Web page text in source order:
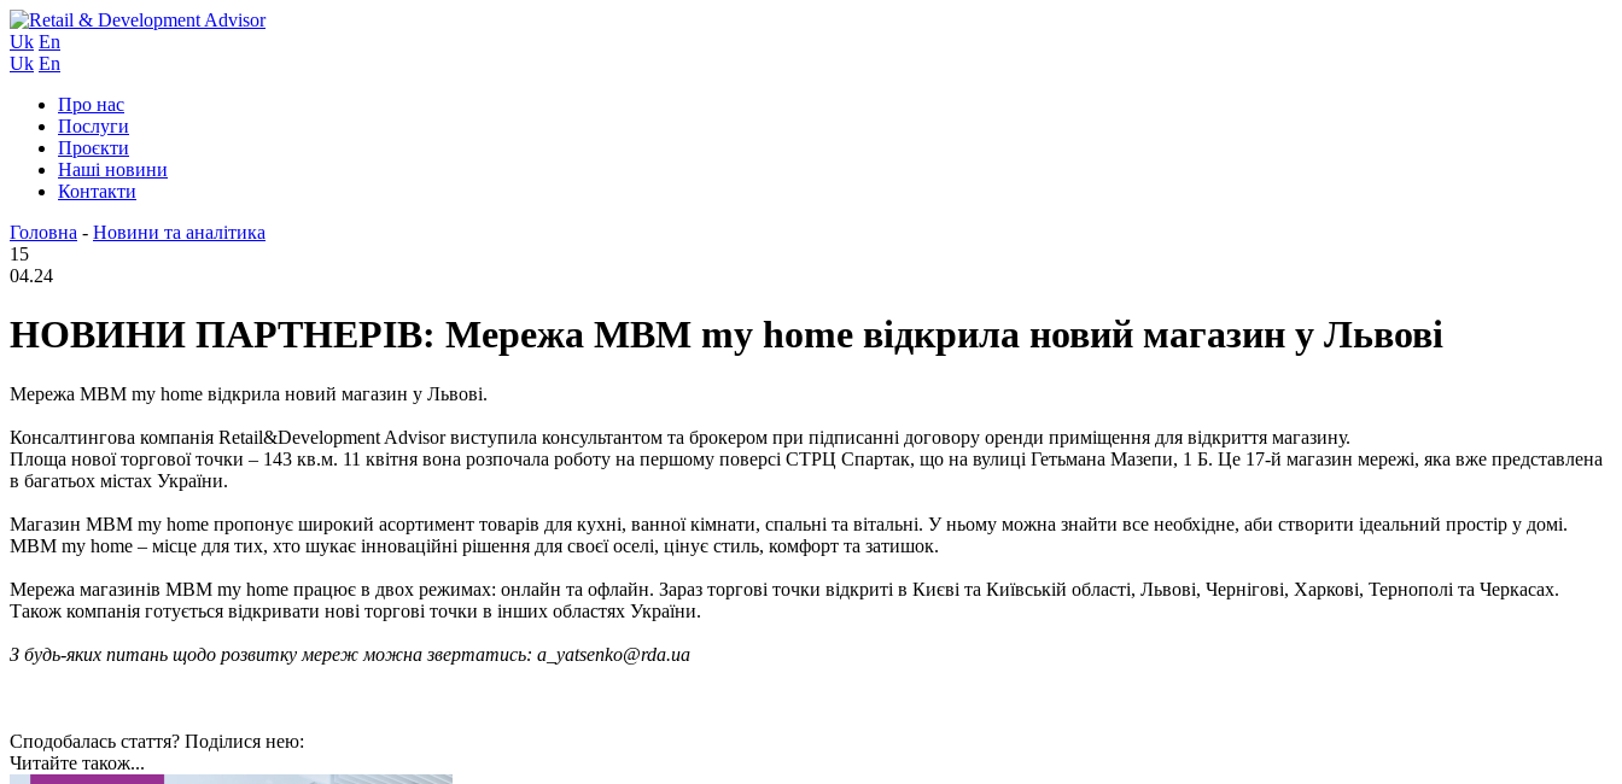
Uk En
Uk En
Про нас
Послуги
Проєкти
Наші новини
Контакти
Головна - Новини та аналітика
15
04.24
НОВИНИ ПАРТНЕРІВ: Мережа МВМ my home відкрила новий магазин у Львові
Мережа МВМ my home відкрила новий магазин у Львові.
Консалтингова компанія Retail&Development Advisor виступила консультантом та брокером при підписанні договору оренди приміщення для відкриття магазину.
Площа нової торгової точки – 143 кв.м. 11 квітня вона розпочала роботу на першому поверсі СТРЦ Спартак, що на вулиці Гетьмана Мазепи, 1 Б. Це 17-й магазин мережі, яка вже представлена
в багатьох містах України.
Магазин МВМ my home пропонує широкий асортимент товарів для кухні, ванної кімнати, спальні та вітальні. У ньому можна знайти все необхідне, аби створити ідеальний простір у домі.
МВМ my home – місце для тих, хто шукає інноваційні рішення для своєї оселі, цінує стиль, комфорт та затишок.
Мережа магазинів МВМ my home працює в двох режимах: онлайн та офлайн. Зараз торгові точки відкриті в Києві та Київській області, Львові, Чернігові, Харкові, Тернополі та Черкасах.
Також компанія готується відкривати нові торгові точки в інших областях України.
З будь-яких питань щодо розвитку мереж можна звертатись: a_yatsenko@rda.ua
Сподобалась стаття? Поділися нею:
Читайте також...